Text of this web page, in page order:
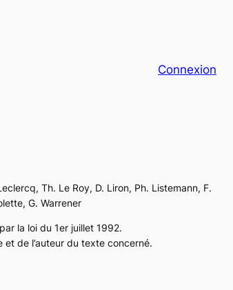
Connexion
Th. Le Roy, D. Liron, Ph. Listemann, F.
G. Warrener
la loi du 1er juillet 1992.
et de l’auteur du texte concerné.